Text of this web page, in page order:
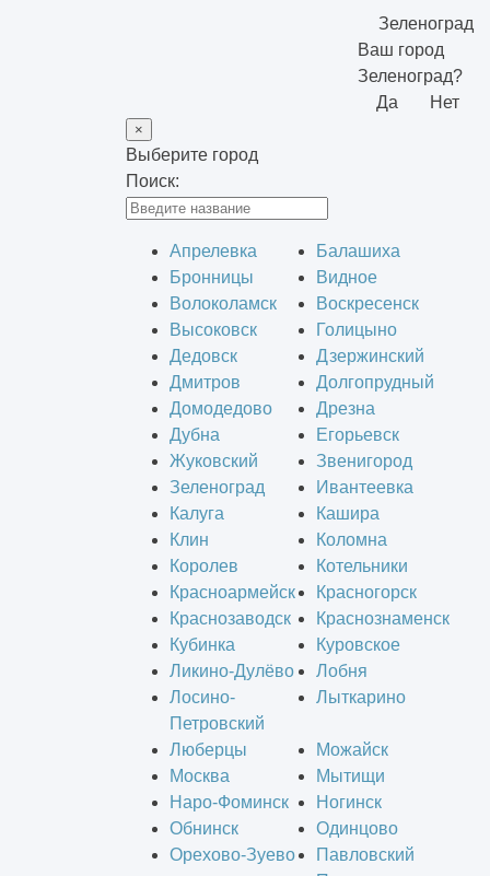
Зеленоград
Ваш город
Зеленоград?
Да
Нет
×
Выберите город
Поиск:
Апрелевка
Балашиха
Бронницы
Видное
Волоколамск
Воскресенск
Высоковск
Голицыно
Дедовск
Дзержинский
Дмитров
Долгопрудный
Домодедово
Дрезна
Дубна
Егорьевск
Жуковский
Звенигород
Зеленоград
Ивантеевка
Калуга
Кашира
Клин
Коломна
Королев
Котельники
Красноармейск
Красногорск
Краснозаводск
Краснознаменск
Кубинка
Куровское
Ликино-Дулёво
Лобня
Лосино-
Петровский
Лыткарино
Люберцы
Можайск
Москва
Мытищи
Наро-Фоминск
Ногинск
Обнинск
Одинцово
Орехово-Зуево
Павловский